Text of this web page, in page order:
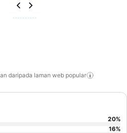
daripada laman web popular
20%
16%